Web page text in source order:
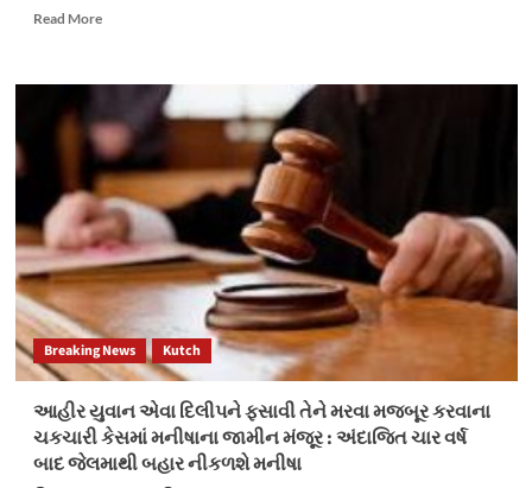
Read MoreRead
માધાપર
સ્ટેશનમાં
થયેલ
ઘરફોડ
ચોરીમાં
ગયેલ
રોકડા
રૂપિયા
તથા
મોબાઇલ
ફોન
સાથે
આરોપીને
પાડતી
માધાપર
પોલીસ
Breaking News Kutch
આહીર યુવાન એવા દિલીપને ફસાવી તેને મરવા મજબૂર કરવાના
ચકચારી કેસમાં મનીષાના જામીન મંજૂર : અંદાજિત ચાર વર્ષ
બાદ જેલમાથી બહાર નીકળશે મનીષા